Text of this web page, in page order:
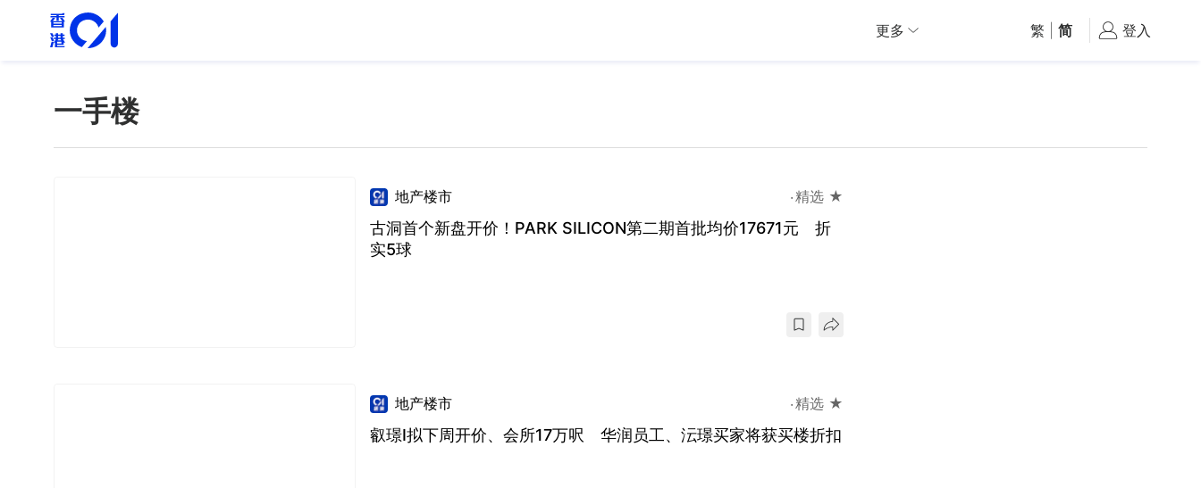
更多 繁 简 登入
一手楼
地产楼市 精选 ★
古洞首个新盘开价！PARK SILICON第二期首批均价17671元 折
实5球
地产楼市 精选 ★
叡璟I拟下周开价、会所17万呎 华润员工、沄璟买家将获买楼折扣